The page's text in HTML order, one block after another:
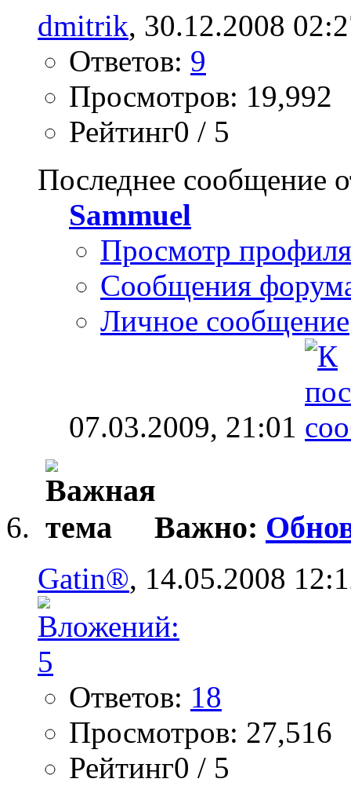
dmitrik, 30.12.2008
Ответов: 9
Просмотров: 19,992
Рейтинг0 / 5
Последнее сообщение
Sammuel
Просмотр профиля
Сообщения
Личное сообщение
07.03.2009, 21:01
Важно:
Gatin®, 14.05.2008
Ответов: 18
Просмотров: 27,516
Рейтинг0 / 5